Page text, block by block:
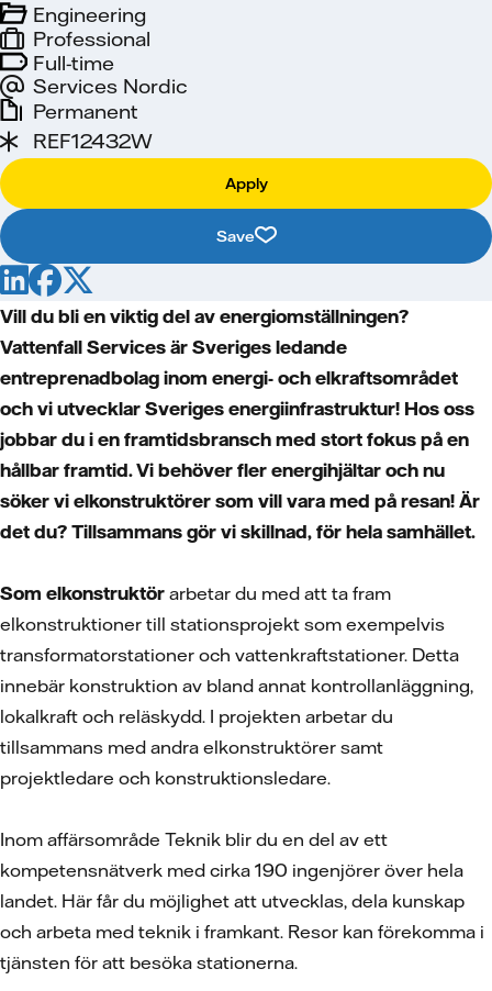
Full-time
Services Nordic
Engineering
Professional
Permanent
REF12432W
Apply
Save
Vill du bli en viktig del av energiomställningen?
Vattenfall Services är Sveriges ledande
entreprenadbolag inom energi- och elkraftsområdet
och vi utvecklar Sveriges energiinfrastruktur! Hos oss
jobbar du i en framtidsbransch med stort fokus på en
hållbar framtid. Vi behöver fler energihjältar och nu
söker vi elkonstruktörer som vill vara med på resan! Är
det du? Tillsammans gör vi skillnad, för hela samhället.
Som elkonstruktör arbetar du med att ta fram
elkonstruktioner till stationsprojekt som exempelvis
transformatorstationer och vattenkraftstationer. Detta
innebär konstruktion av bland annat kontrollanläggning,
lokalkraft och reläskydd. I projekten arbetar du
tillsammans med andra elkonstruktörer samt
projektledare och konstruktionsledare.
Inom affärsområde Teknik blir du en del av ett
kompetensnätverk med cirka 190 ingenjörer över hela
landet. Här får du möjlighet att utvecklas, dela kunskap
och arbeta med teknik i framkant. Resor kan förekomma i
tjänsten för att besöka stationerna.